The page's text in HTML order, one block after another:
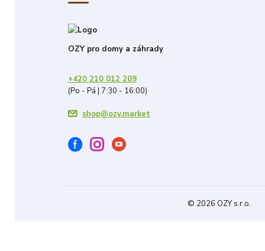
OZY pro domy a záhrady
+420 210 012 209
(Po - Pá | 7:30 - 16:00)
shop@ozy.market
© 2026 OZY s.r.o.